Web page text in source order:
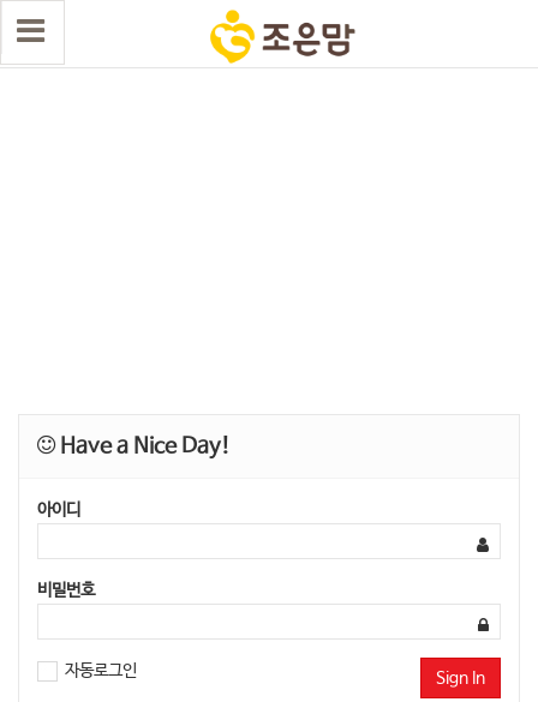
Have a Nice Day!
아이디
비밀번호
자동로그인 Sign In